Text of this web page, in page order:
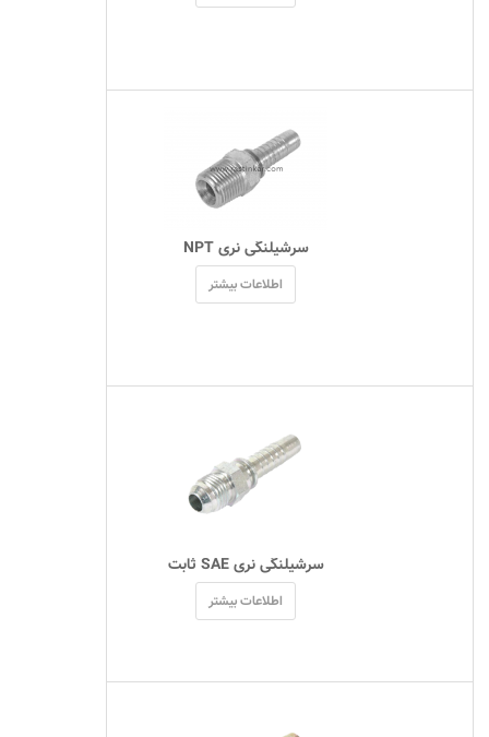
سرشیلنگی نری NPT
اطلاعات بیشتر
سرشیلنگی نری SAE ثابت
اطلاعات بیشتر